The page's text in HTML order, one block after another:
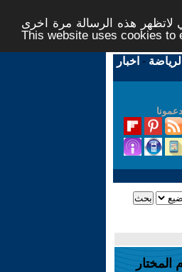
هذه الرسالة مرة اخرى -
This website uses cookies to
- اخبار
المختار